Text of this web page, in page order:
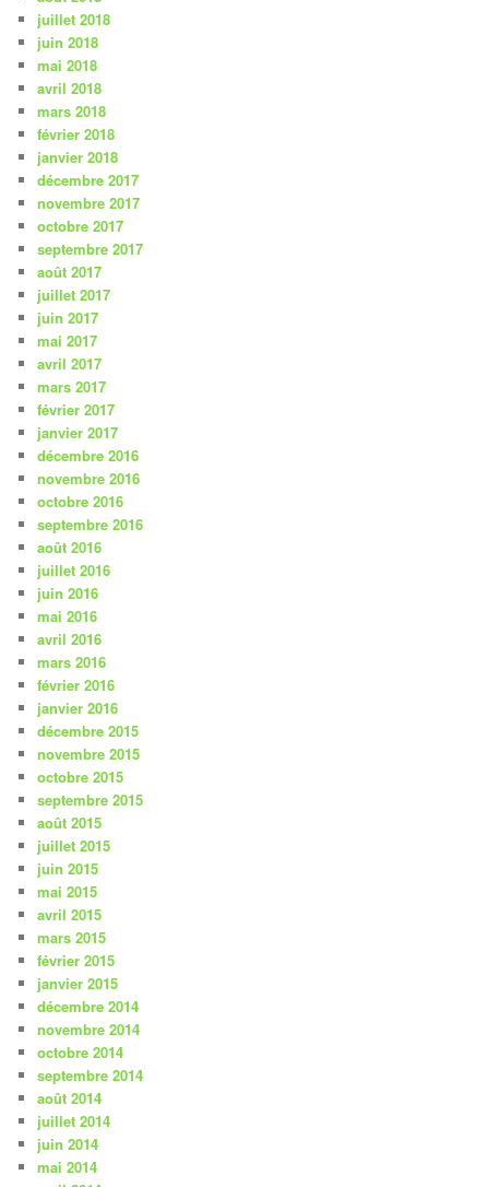
juillet 2018
juin 2018
mai 2018
avril 2018
mars 2018
février 2018
janvier 2018
décembre 2017
novembre 2017
octobre 2017
septembre 2017
août 2017
juillet 2017
juin 2017
mai 2017
avril 2017
mars 2017
février 2017
janvier 2017
décembre 2016
novembre 2016
octobre 2016
septembre 2016
août 2016
juillet 2016
juin 2016
mai 2016
avril 2016
mars 2016
février 2016
janvier 2016
décembre 2015
novembre 2015
octobre 2015
septembre 2015
août 2015
juillet 2015
juin 2015
mai 2015
avril 2015
mars 2015
février 2015
janvier 2015
décembre 2014
novembre 2014
octobre 2014
septembre 2014
août 2014
juillet 2014
juin 2014
mai 2014